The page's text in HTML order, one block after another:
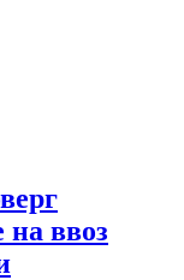
ввоз